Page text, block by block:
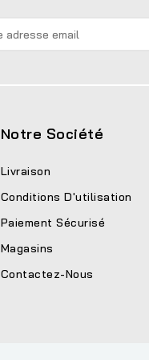
Notre Société
Livraison
Conditions D'utilisation
Paiement Sécurisé
Magasins
Contactez-Nous